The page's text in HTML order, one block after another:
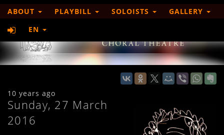
ABOUT PLAYBILL SOLOISTS
GALLERY
EN
10 years ago
Sunday, 27 March
2016